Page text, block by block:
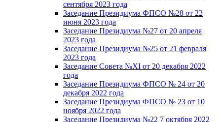
сентября 2023 года
Заседание Президиума ФПСО №28 от 22
июня 2023 года
Заседание Президиума №27 от 20 апреля
2023 года
Заседание Президиума №25 от 21 февраля
2023 года
Заседание Совета №XI от 20 декабря 2022
года
Заседание Президиума ФПСО № 24 от 20
декабря 2022 года
Заседание Президиума ФПСО № 23 от 10
ноября 2022 года
Заседание Президиума №22 7 октября 2022